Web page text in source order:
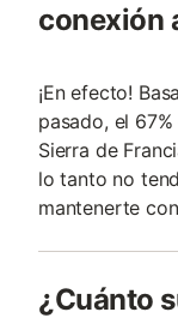
conexión
¡En efecto!
pasado, el
Sierra de
lo tanto no
mantenerte
¿Cuánto